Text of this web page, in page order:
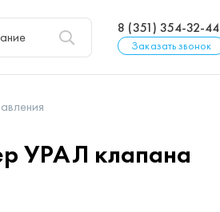
8 (351) 354-32-44
Заказать звонок
УРАЛ клапана